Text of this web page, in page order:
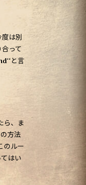
は別
って
と言
ら、ま
方法
のルー
はい